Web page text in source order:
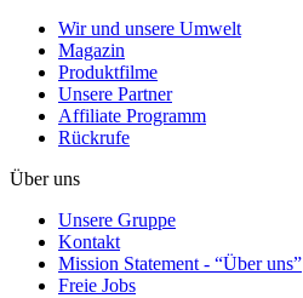
Wir und unsere Umwelt
Magazin
Produktfilme
Unsere Partner
Affiliate Programm
Rückrufe
Über uns
Unsere Gruppe
Kontakt
Mission Statement - “Über uns”
Freie Jobs